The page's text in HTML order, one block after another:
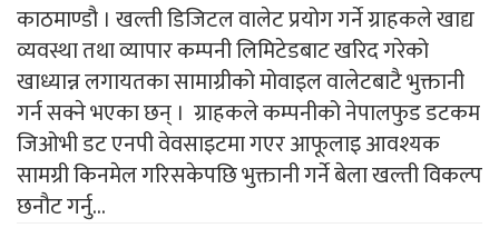
काठमाण्डौ । खल्ती डिजिटल वालेट प्रयोग गर्ने ग्राहकले खाद्य
व्यवस्था तथा व्यापार कम्पनी लिमिटेडबाट खरिद गरेको
खाध्यान्न लगायतका सामाग्रीको मोवाइल वालेटबाटै भुक्तानी
गर्न सक्ने भएका छन् । ग्राहकले कम्पनीको नेपालफुड डटकम
जिओभी डट एनपी वेवसाइटमा गएर आफूलाइ आवश्यक
सामग्री किनमेल गरिसकेपछि भुक्तानी गर्ने बेला खल्ती विकल्प
छनौट गर्नु...